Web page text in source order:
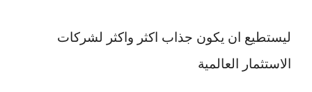
ليستطيع ان يكون جذاب اكثر واكثر لشركات
الاستثمار العالمية